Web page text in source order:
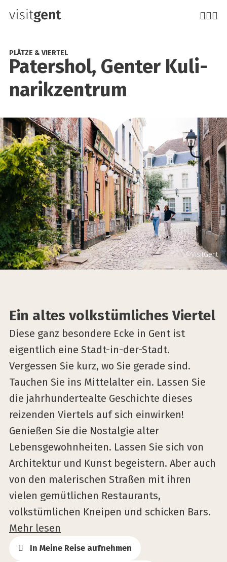
Direkt
zum
Paters­hol, Gen­ter Kuli­
na­rik­zen­trum
PLÄTZE & VIERTEL
©VisitGent
Ein altes volkstümliches Viertel
Diese ganz besondere Ecke in Gent ist
eigentlich eine Stadt-in-der-Stadt.
Vergessen Sie kurz, wo Sie gerade sind.
Tauchen Sie ins Mittelalter ein. Lassen Sie
die jahrhundertealte Geschichte dieses
reizenden Viertels auf sich einwirken!
Genießen Sie die Nostalgie alter
Lebensgewohnheiten. Lassen Sie sich von
Architektur und Kunst begeistern. Aber auch
von den malerischen Straßen mit ihren
vielen gemütlichen Restaurants,
volkstümlichen Kneipen und schicken Bars.
Mehr lesen
In Meine Reise aufnehmen